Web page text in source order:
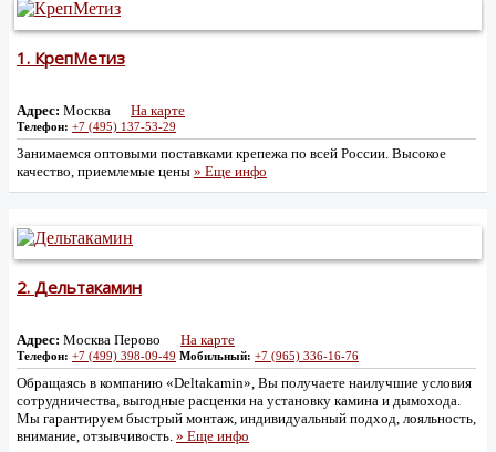
1. КрепМетиз
Адрес: Москва На карте
Телефон: +7 (495) 137-53-29
Занимаемся оптовыми поставками крепежа по всей России. Высокое
качество, приемлемые цены » Еще инфо
2. Дельтакамин
Адрес: Москва Перово На карте
Телефон: +7 (499) 398-09-49 Мобильный: +7 (965) 336-16-76
Обращаясь в компанию «Deltakamin», Вы получаете наилучшие условия
сотрудничества, выгодные расценки на установку камина и дымохода.
Мы гарантируем быстрый монтаж, индивидуальный подход, лояльность,
внимание, отзывчивость. » Еще инфо